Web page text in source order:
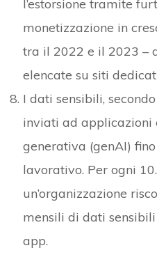
l’estorsione tramite
monetizzazione in
tra il 2022 e il 2023 –
elencate su siti
I dati sensibili,
inviati ad
generativa (genAI)
lavorativo. Per ogni
un’organizzazione
mensili di dati
app.